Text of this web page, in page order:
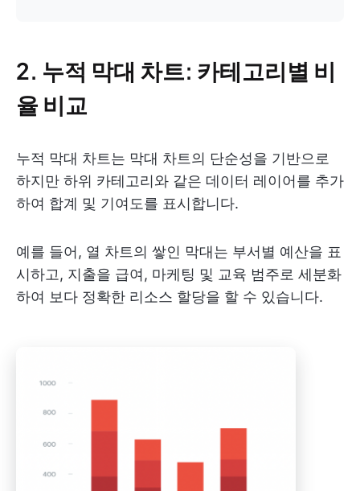
2. 누적 막대 차트: 카테고리별 비
율 비교
누적 막대 차트는 막대 차트의 단순성을 기반으로
하지만 하위 카테고리와 같은 데이터 레이어를 추가
하여 합계 및 기여도를 표시합니다.
예를 들어, 열 차트의 쌓인 막대는 부서별 예산을 표
시하고, 지출을 급여, 마케팅 및 교육 범주로 세분화
하여 보다 정확한 리소스 할당을 할 수 있습니다.